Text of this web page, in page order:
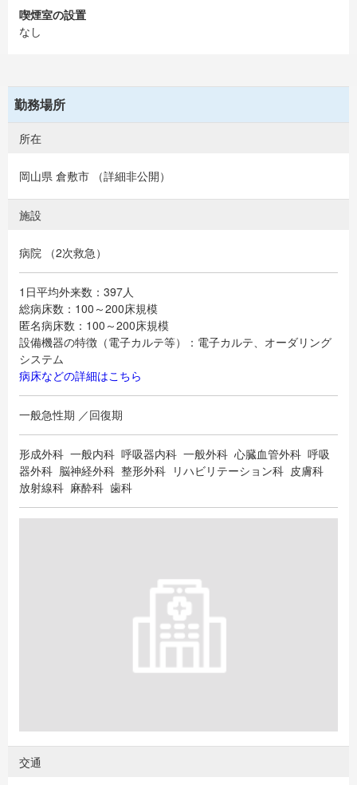
喫煙室の設置
なし
勤務場所
所在
岡山県 倉敷市 （詳細非公開）
施設
病院 （2次救急）
1日平均外来数：397人
総病床数：100～200床規模
匿名病床数：100～200床規模
設備機器の特徴（電子カルテ等）：電子カルテ、オーダリング
システム
病床などの詳細はこちら
一般急性期 ／回復期
形成外科 一般内科 呼吸器内科 一般外科 心臓血管外科 呼吸
器外科 脳神経外科 整形外科 リハビリテーション科 皮膚科
放射線科 麻酔科 歯科
交通